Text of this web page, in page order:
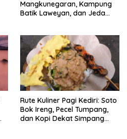
Mangkunegaran, Kampung
Batik Laweyan, dan Jeda
Rute Kuliner Pagi Kediri: Soto
Bok Ireng, Pecel Tumpang,
dan Kopi Dekat Simpang